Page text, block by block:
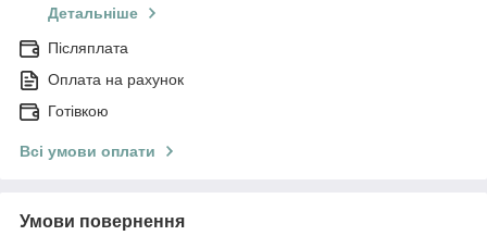
Детальніше
Післяплата
Оплата на рахунок
Готівкою
Всі умови оплати
Умови повернення